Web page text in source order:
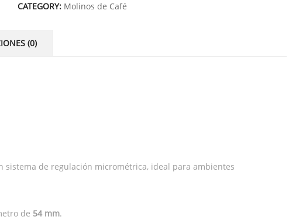
CATEGORY: Molinos de Café
(0)
sistema de regulación micrométrica, ideal para ambientes
de 54 mm.